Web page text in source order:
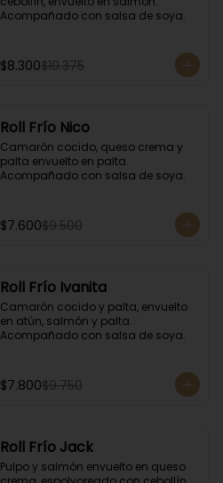
Acompañado con salsa de soya.
$8.300$10.375
Roll Frío Nico
Camarón cocido, queso crema y
palta envuelto en palta.
Acompañado con salsa de soya.
$7.600$9.500
Roll Frío Ivanita
Camarón cocido y palta, envuelto
en atún, salmón y palta.
Acompañado con salsa de soya.
$7.800$9.750
Roll Frío Jack
Pulpo y salmón envuelto en queso